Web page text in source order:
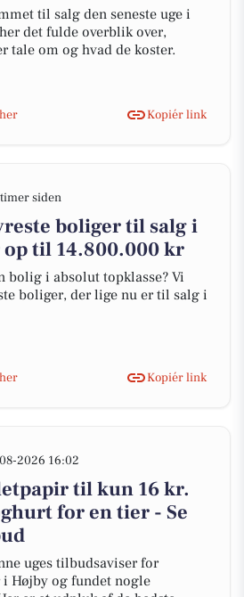
til salg den seneste uge i
det fulde overblik over,
tale om og hvad de koster.
Kopiér link
siden
boliger til salg i
til 14.800.000 kr
bolig i absolut topklasse? Vi
boliger, der lige nu er til salg i
Kopiér link
2026 16:02
til kun 16 kr.
for en tier - Se
uges tilbudsaviser for
Højby og fundet nogle